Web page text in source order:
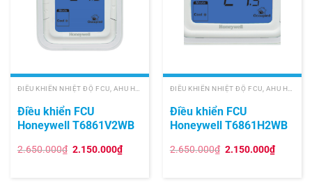
ĐIỀU KHIỂN NHIỆT ĐỘ FCU, AHU HONEYWELL
Điều khiển FCU
Honeywell T6861V2WB
2.650.000₫ Giá
2.150.000₫Giá
hiện
ĐIỀU KHIỂN NHIỆT ĐỘ FCU, AHU HONEYWELL
Điều khiển FCU
Honeywell T6861H2WB
2.650.000₫ Giá
2.150.000₫Giá
hiện